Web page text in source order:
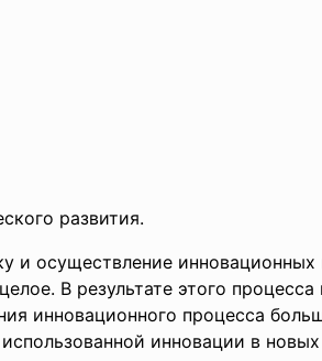
развития.
и осуществление
В результате этого процесса
инновационного процесса
инновации в